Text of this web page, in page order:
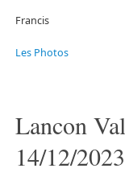
Francis
Les Photos
Lancon
14/12/2023